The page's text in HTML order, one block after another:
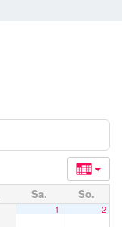
Sa. So.
1 2